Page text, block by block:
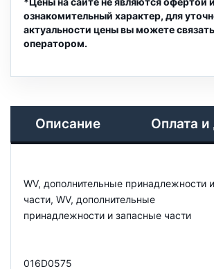
ознакомительный характер, для
актуальности цены вы можете
оператором.
Описание Оплата и
WV, дополнительные принадлежности
части, WV, дополнительные
принадлежности и запасные части
016D0575